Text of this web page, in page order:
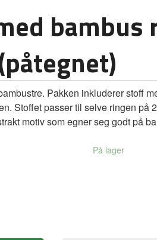
bambus
Pakken inkluderer stoff
Stoffet passer til selve ringen på
motiv som egner seg godt på
På lager